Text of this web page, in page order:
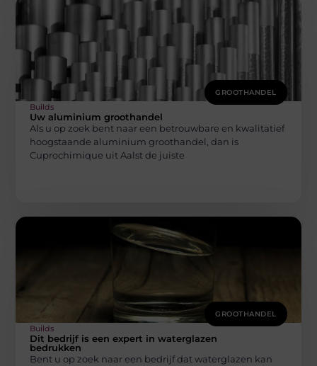
GROOTHANDEL
Builds
Uw aluminium groothandel
Als u op zoek bent naar een betrouwbare en kwalitatief
hoogstaande aluminium groothandel, dan is
Cuprochimique uit Aalst de juiste
GROOTHANDEL
Builds
Dit bedrijf is een expert in waterglazen
bedrukken
Bent u op zoek naar een bedrijf dat waterglazen kan